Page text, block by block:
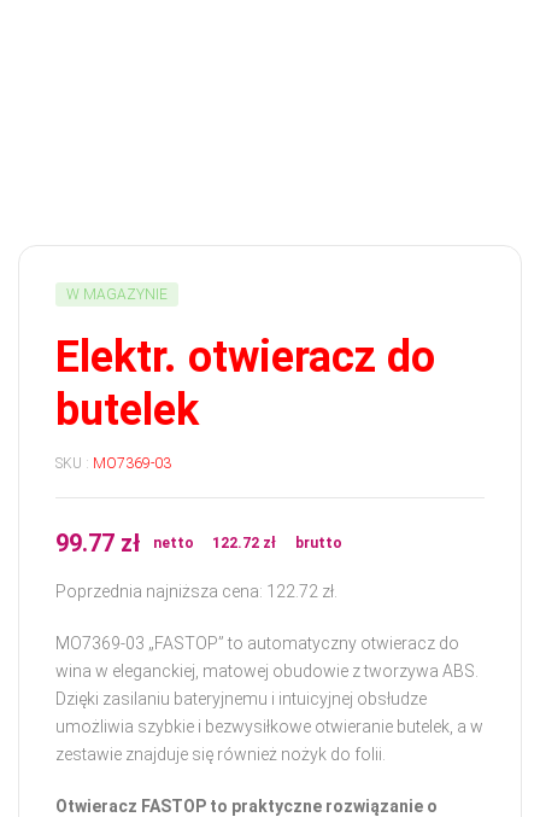
W MAGAZYNIE
Elektr. otwieracz do
butelek
SKU : MO7369-03
99.77 zł netto 122.72 zł brutto
Poprzednia najniższa cena: 122.72 zł
MO7369‑03 „FASTOP” to automatyczny otwieracz do
wina w eleganckiej, matowej obudowie z tworzywa ABS.
Dzięki zasilaniu bateryjnemu i intuicyjnej obsłudze
umożliwia szybkie i bezwysiłkowe otwieranie butelek, a w
zestawie znajduje się również nożyk do folii.
Otwieracz FASTOP to praktyczne rozwiązanie o